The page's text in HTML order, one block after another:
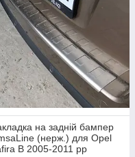
на задній бампер
(нерж.) для Opel
B 2005-2011 рр